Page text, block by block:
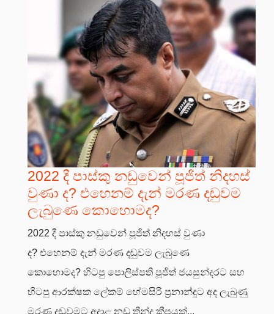
2022 දී පාස්කු නඩුවෙන් පූජිත් නිදහස්
වුණා ද? එහෙනම් දැන් මරණ දඬුවම
ලැබුණෙ කොහොමද?
2022 දී පාස්කු නඩුවෙන් පූජිත් නිදහස් වුණා
ද? එහෙනම් දැන් මරණ දඬුවම ලැබුණෙ
කොහොමද? හිටපු පොලිස්පති පූජිත් ජයසුන්දරට සහ
හිටපු ආරක්ෂක ලේකම් හේමසිරි ප්‍රනාන්දුට අද ලැබුණු
මරණ දඬුවමට අදාළ නඩු තීන්දු කීපයක්...